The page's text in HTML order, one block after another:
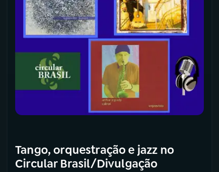
Tango, orquestração e jazz no
Circular Brasil/Divulgação